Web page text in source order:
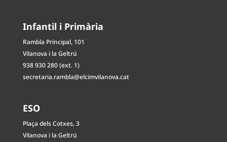
Infantil i Primària
Rambla Principal, 101
Vilanova i la Geltrú
938 930 280 (ext. 1)
secretaria.rambla@elcimvilanova.cat
ESO
Plaça dels Cotxes, 3
Vilanova i la Geltrú